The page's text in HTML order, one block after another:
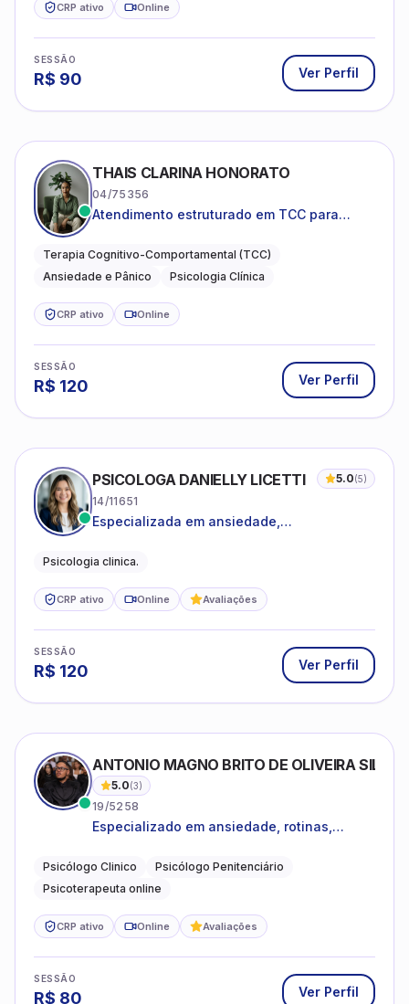
CRP ativo Online
SESSÃO
R$ 90 Ver Perfil
THAIS CLARINA HONORATO
04/75356
Atendimento estruturado em TCC para
excessiva
Terapia Cognitivo-Comportamental (TCC)
Ansiedade e Pânico
Psicologia Clínica
CRP ativo Online
SESSÃO
R$ 120 Ver Perfil
PSICOLOGA DANIELLY LICETTI 5.0(5)
14/11651
Especializada em ansiedade,
Psicologia clinica.
CRP ativo Online Avaliações
SESSÃO
R$ 120 Ver Perfil
ANTONIO MAGNO BRITO DE OLIVEIRA SILVA
5.0(3)
19/5258
Especializado em ansiedade, rotinas,
familiares e questões comportamentais.
Psicólogo Clinico
Psicólogo Penitenciário
Psicoterapeuta online
CRP ativo Online Avaliações
SESSÃO
R$ 80 Ver Perfil